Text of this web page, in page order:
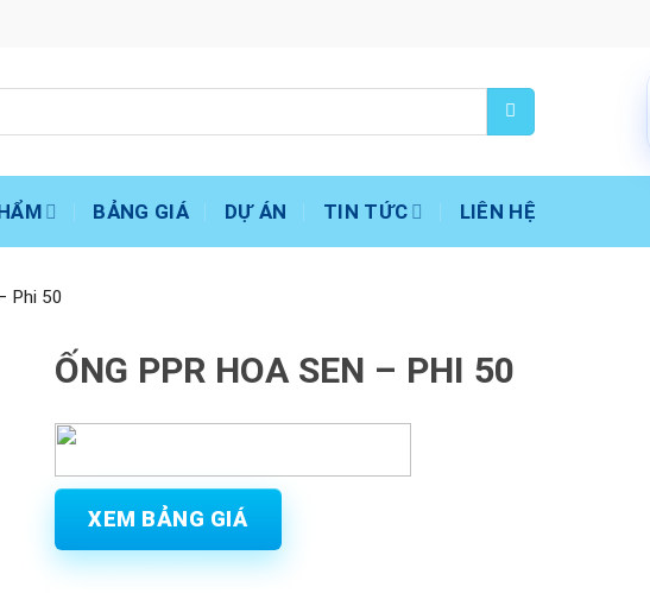
BẢNG GIÁ DỰ ÁN TIN TỨC LIÊN HỆ
Phi 50
ỐNG PPR HOA SEN – PHI 50
XEM BẢNG GIÁ